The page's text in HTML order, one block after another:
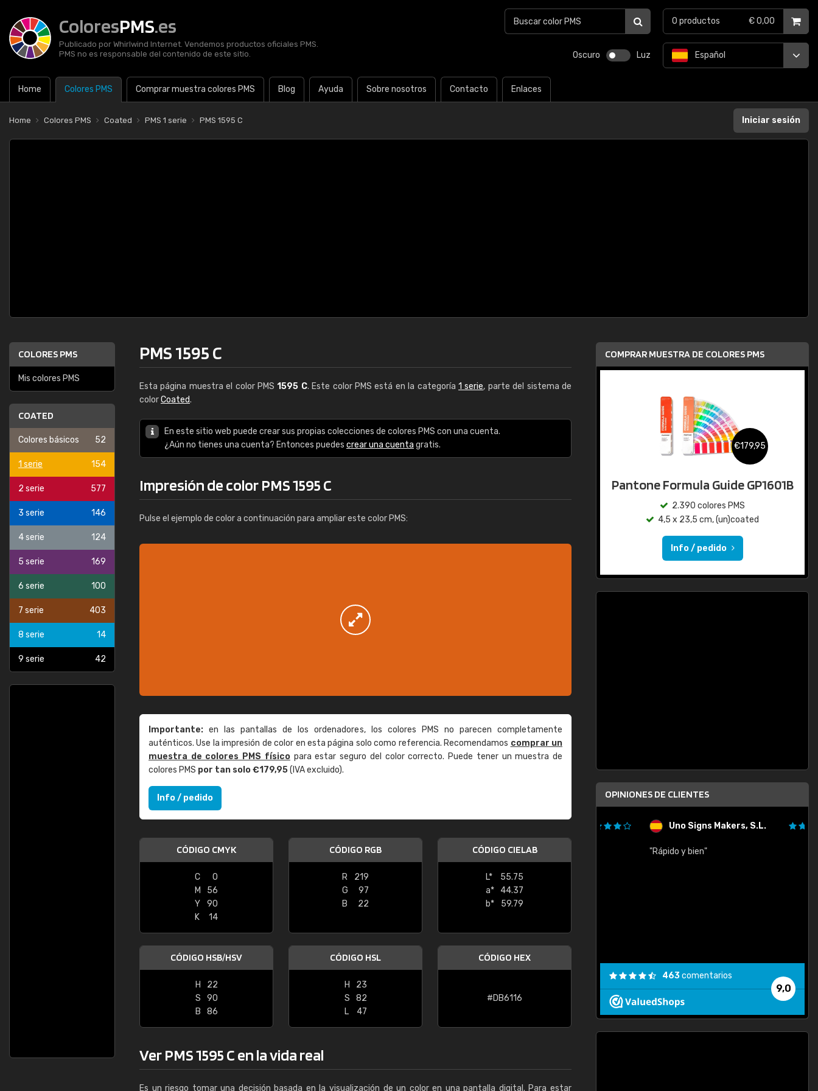
ColoresPMS.es
Publicado por Whirlwind Internet. Vendemos productos oficiales PMS.
PMS no es responsable del contenido de este sitio.
Oscuro Luz
Home Colores PMS Comprar muestra colores PMS Blog Ayuda Sobre nosotros Contacto Enlaces
Español
0 productos € 0,00
Home Colores PMS Coated PMS 1 serie PMS 1595 C Iniciar sesión
COLORES PMS
Mis colores PMS
COATED
Colores básicos 52
1 serie 154
2 serie 577
3 serie 146
4 serie 124
5 serie 169
6 serie 100
7 serie 403
8 serie 14
9 serie 42
PMS 1595 C
Esta página muestra el color PMS1595 C. Este color PMS está en la categoría1 serie, parte del sistema de
colorCoated.
En este sitio web puede crear sus propias colecciones de colores PMS con una cuenta.
¿Aún no tienes una cuenta? Entonces puedes crear una cuenta gratis.
Impresión de color PMS 1595 C
Pulse el ejemplo de color a continuación para ampliar este color PMS:
Importante: en las pantallas de los ordenadores, los colores PMS no parecen completamente
auténticos. Use la impresión de color en esta página solo como referencia. Recomendamos comprar un
muestra de colores PMS físicopara estar seguro del color correcto. Puede tener un muestra de
colores PMS por tan solo €179,95(IVA excluido).
Info / pedido
CÓDIGO CMYK
C
0
M
56
Y
90
K
14
CÓDIGO RGB
R
219
G
97
B
22
CÓDIGO CIELAB
L*
55.75
a*
44.37
b*
59.79
CÓDIGO HSB/HSV
H
22
S
90
B
86
CÓDIGO HSL
H
23
S
82
L
47
CÓDIGO HEX
#DB6116
Ver PMS 1595 C en la vida real
Es un riesgo tomar una decisión basada en la visualización de un color en una pantalla digital. Para estar
COMPRAR MUESTRA DE COLORES PMS
€179,95
Pantone Formula Guide GP1601B
2.390 colores PMS
4,5 x 23,5 cm, (un)coated
Info / pedido
OPINIONES DE CLIENTES
"Buen servicio. No obstante No es fácil
encontrar/comprar lo que se busca"
Uno Signs Makers, S.L.
"Rápido y bien"
9,0
463comentarios